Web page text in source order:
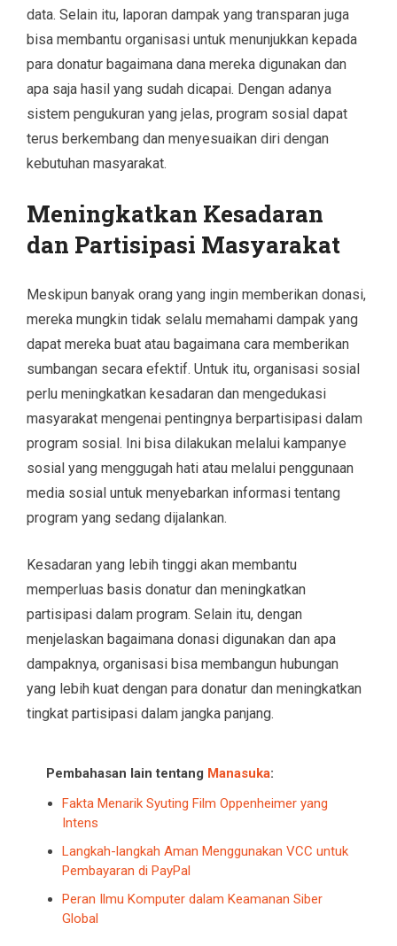
data. Selain itu, laporan dampak yang transparan juga
bisa membantu organisasi untuk menunjukkan kepada
para donatur bagaimana dana mereka digunakan dan
apa saja hasil yang sudah dicapai. Dengan adanya
sistem pengukuran yang jelas, program sosial dapat
terus berkembang dan menyesuaikan diri dengan
kebutuhan masyarakat.
Meningkatkan Kesadaran
dan Partisipasi Masyarakat
Meskipun banyak orang yang ingin memberikan donasi,
mereka mungkin tidak selalu memahami dampak yang
dapat mereka buat atau bagaimana cara memberikan
sumbangan secara efektif. Untuk itu, organisasi sosial
perlu meningkatkan kesadaran dan mengedukasi
masyarakat mengenai pentingnya berpartisipasi dalam
program sosial. Ini bisa dilakukan melalui kampanye
sosial yang menggugah hati atau melalui penggunaan
media sosial untuk menyebarkan informasi tentang
program yang sedang dijalankan.
Kesadaran yang lebih tinggi akan membantu
memperluas basis donatur dan meningkatkan
partisipasi dalam program. Selain itu, dengan
menjelaskan bagaimana donasi digunakan dan apa
dampaknya, organisasi bisa membangun hubungan
yang lebih kuat dengan para donatur dan meningkatkan
tingkat partisipasi dalam jangka panjang.
Pembahasan lain tentang Manasuka:
Fakta Menarik Syuting Film Oppenheimer yang
Intens
Langkah-langkah Aman Menggunakan VCC untuk
Pembayaran di PayPal
Peran Ilmu Komputer dalam Keamanan Siber
Global